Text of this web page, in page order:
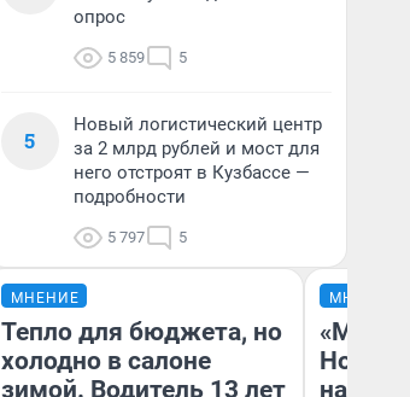
опрос
5 859 5
5
Новый логистический центр
за 2 млрд рублей и мост для
него отстроят в Кузбассе —
подробности
5 797 5
МНЕНИЕ
Тепло для бюджета, но
холодно в салоне
зимой. Водитель 13 лет
МНЕНИЕ
«Мы